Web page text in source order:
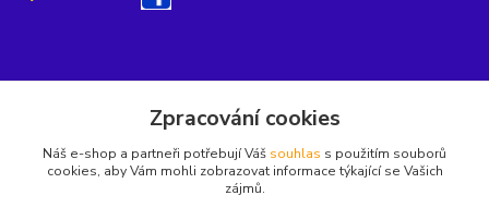
+420775654704
Zpracování cookies
Náš e-shop a partneři potřebují Váš souhlas s použitím souborů
cookies, aby Vám mohli zobrazovat informace týkající se Vašich
zájmů.